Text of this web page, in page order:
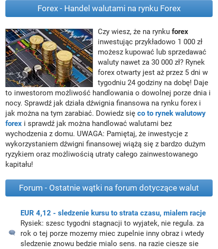
Forex - Handel walutami na rynku Forex
Czy wiesz, że na rynkuforex
inwestując przykładowo 1 000 zł
możesz kupować lub sprzedawać
waluty nawet za 30 000 zł? Rynek
forex otwarty jest aż przez 5 dni w
tygodniu 24 godziny na dobę! Daje
to inwestorom możliwość handlowania o dowolnej porze dnia i
nocy. Sprawdź jak działa dźwignia finansowa na rynku forex i
jak można na tym zarabiać. Dowiedz sięco to rynek walutowy
forex i sprawdź jak można handlować walutami bez
wychodzenia z domu. UWAGA: Pamiętaj, że inwestycje z
wykorzystaniem dźwigni finansowej wiążą się z bardzo dużym
ryzykiem oraz możliwością utraty całego zainwestowanego
kapitału!
Forum - Ostatnie wątki na forum dotyczące walut
EUR 4,12 - sledzenie kursu to strata czasu, mialem racje
Rysiek:szesc tygodni stagnacji to wyjatek, nie regula. za
rok o tej porze mozemy miec zupelnie inny obraz i wtedy
sledzenie znowu bedzie mialo sens. na razie ciesze sie